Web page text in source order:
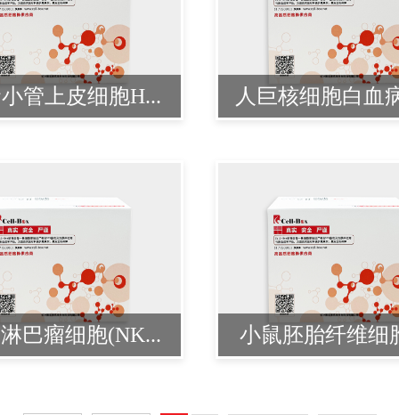
管上皮细胞H... 人巨核细胞白血
巴瘤细胞(NK... 小鼠胚胎纤维细